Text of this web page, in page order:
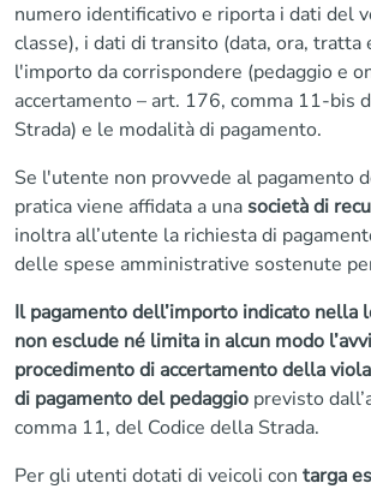
numero identificativo e riporta i dati del
classe), i dati di transito (data, ora, tratta
l'importo da corrispondere (pedaggio e
accertamento – art. 176, comma 11-bis
Strada) e le modalità di pagamento.
Se l'utente non provvede al pagamento
pratica viene affidata a unasocietà di
inoltra all’utente la richiesta di
delle spese amministrative sostenute
Il pagamento dell’importo indicato
non esclude né limita in alcun modo
procedimento di accertamento della
di pagamento del pedaggio previsto
comma 11, del Codice della Strada.
Per gli utenti dotati di veicoli con targa